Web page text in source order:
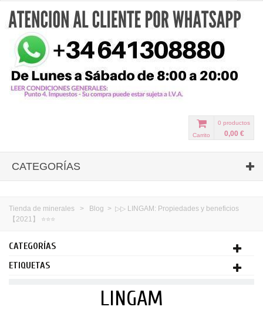
0 productos
0,00 €
Carrito
CATEGORÍAS
Tienda de minerales > Blog > ▷▷ LINGAM: Propiedades y beneficios
【2021】 ⭐⭐⭐
CATEGORÍAS
ETIQUETAS
LINGAM